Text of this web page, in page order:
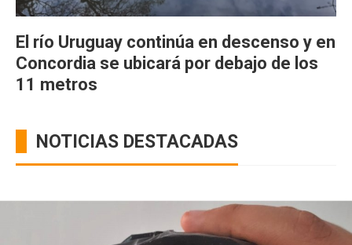
El río Uruguay continúa en descenso y en
Concordia se ubicará por debajo de los
11 metros
NOTICIAS DESTACADAS